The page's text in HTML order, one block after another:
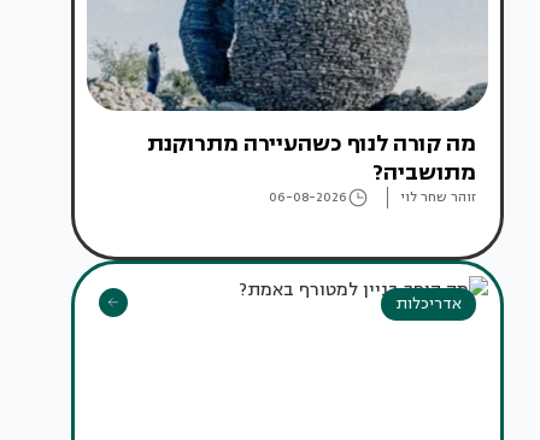
מה קורה לנוף כשהעיירה מתרוקנת
מתושביה?
זוהר שחר לוי 06-08-2026
אדריכלות